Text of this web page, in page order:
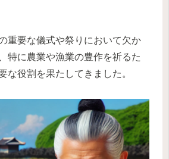
重要な儀式や祭りにおいて欠か
特に農業や漁業の豊作を祈るた
な役割を果たしてきました。